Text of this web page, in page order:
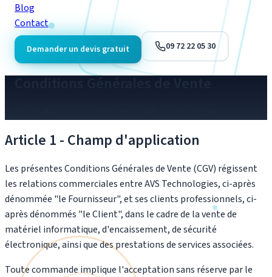
Blog
Contact
Demander un devis gratuit 09 72 22 05 30
Article 1 - Champ d'application
Les présentes Conditions Générales de Vente (CGV) régissent
les relations commerciales entreAVS Technologies, ci-après
dénommée "le Fournisseur", et ses clients professionnels, ci-
après dénommés "le Client", dans le cadre de la vente de
matériel informatique, d'encaissement, de sécurité
électronique, ainsi que des prestations de services associées.
Toute commande implique l'acceptation sans réserve par le